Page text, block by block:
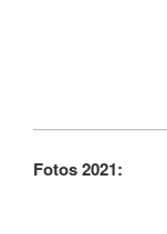
Fotos 2021: